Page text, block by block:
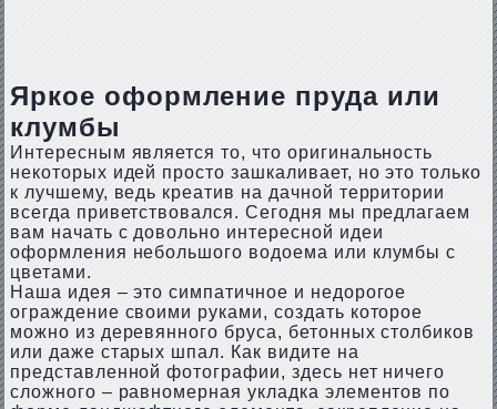
Яркое оформление пруда или
клумбы
Интересным является то, что оригинальность
некоторых идей просто зашкаливает, но это только
к лучшему, ведь креатив на дачной территории
всегда приветствовался. Сегодня мы предлагаем
вам начать с довольно интересной идеи
оформления небольшого водоема или клумбы с
цветами.
Наша идея – это симпатичное и недорогое
ограждение своими руками, создать которое
можно из деревянного бруса, бетонных столбиков
или даже старых шпал. Как видите на
представленной фотографии, здесь нет ничего
сложного – равномерная укладка элементов по